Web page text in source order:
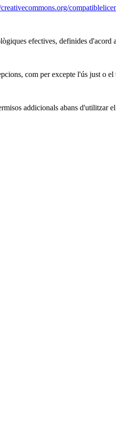
efectives, definides
com per excepte l'ús just o
addicionals abans d'utilitzar